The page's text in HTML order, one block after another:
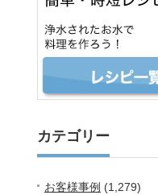
カテゴリー
お客様事例 (1,279)